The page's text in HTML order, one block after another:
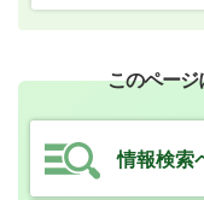
このページ
情報検索